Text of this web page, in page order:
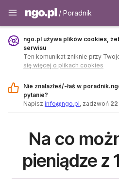
Poradnik - ngo.pl
/ Poradnik
ngo.pl używa plików cookies,
serwisu
Ten komunikat zniknie przy
się więcej o plikach cookies
Nie znalazłeś/-łaś w
pytanie?
Napisz info@ngo.pl, zadzwoń 22
Na co
pieniądze z